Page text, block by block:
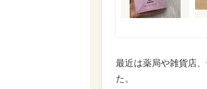
最近は薬局や雑貨店
た。